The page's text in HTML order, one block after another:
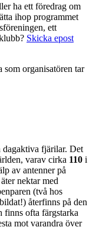
ha ett föredrag om
ihop programmet
ett
Skicka epost
som organisatören tar
dagaktiva fjärilar. Det
varav cirka 110 i
av antenner på
nektar med
(två hos
återfinns på den
finns ofta färgstarka
mot varandra över